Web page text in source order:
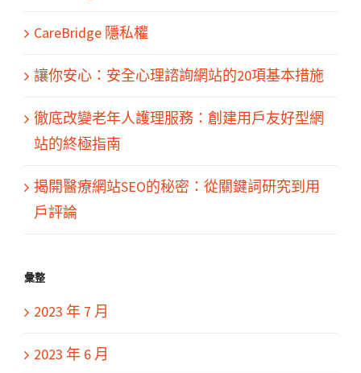
CareBridge 隱私權
讓你安心：安全心理諮詢網站的20項基本措施
徹底改變老年人護理服務：創建用戶友好型網
站的終極指南
揭開醫療網站SEO的秘密：從關鍵詞研究到用
戶評論
彙整
2023 年 7 月
2023 年 6 月